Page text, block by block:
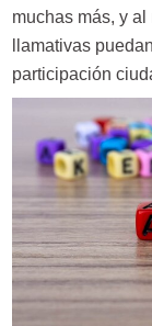
muchas más, y
llamativas
participación